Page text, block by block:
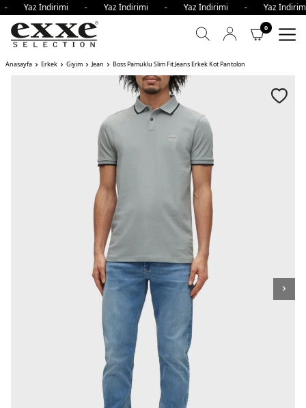
Yaz İndirimi - Yaz İndirimi - Yaz İndirimi - Yaz
0
Anasayfa Erkek Giyim Jean Boss Pamuklu Slim Fit Jeans Erkek Kot Pantolon